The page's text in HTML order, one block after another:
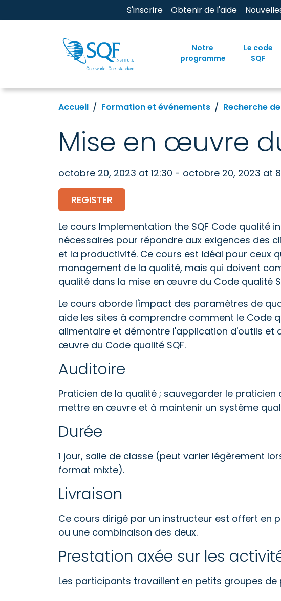
S'inscrire Obtenir de l'aide
Notre
programme
Le code
SQF
Accueil Formation et événements Recherche
Mise en œuvre
octobre 20, 2023 at 12:30 - octobre 20, 2023 at
REGISTER
Le cours Implementation the SQF Code qualité
nécessaires pour répondre aux exigences des
et la productivité. Ce cours est idéal pour ceux
management de la qualité, mais qui doivent
qualité dans la mise en œuvre du Code qualité
Le cours aborde l'impact des paramètres de
aide les sites à comprendre comment le Code
alimentaire et démontre l'application d'outils et
œuvre du Code qualité SQF.
Auditoire
Praticien de la qualité ; sauvegarder le
mettre en œuvre et à maintenir un système
Durée
1 jour, salle de classe (peut varier légèrement
format mixte).
Livraison
Ce cours dirigé par un instructeur est offert en
ou une combinaison des deux.
Prestation axée sur les
Les participants travaillent en petits groupes